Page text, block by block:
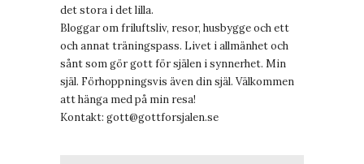
det stora i det lilla.
Bloggar om friluftsliv, resor, husbygge och ett
och annat träningspass. Livet i allmänhet och
sånt som gör gott för själen i synnerhet. Min
själ. Förhoppningsvis även din själ. Välkommen
att hänga med på min resa!
Kontakt: gott@gottforsjalen.se